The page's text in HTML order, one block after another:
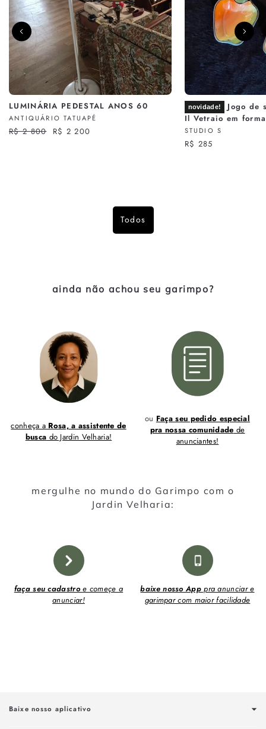
LUMINÁRIA PEDESTAL ANOS 60
ANTIQUÁRIO TATUAPÉ
Preço
R$ 2 800
Preço
R$ 2 200
novidade!
Jogo de
Il Vetraio em
STUDIO S
R$ 285
Todos
ainda não achou seu garimpo?
conheça a Rosa, a assistente de
busca do Jardin Velharia!
ou Faça seu pedido especial
pra nossa comunidade de
anunciantes!
mergulhe no mundo do Garimpo com o
Jardin Velharia:
faça seu cadastroe começe a
anunciar!
baixe nosso Apppra anunciar e
garimpar com maior facilidade
Baixe nosso aplicativo